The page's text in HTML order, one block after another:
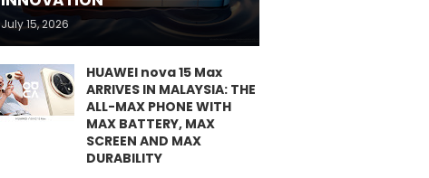
July 15, 2026
HUAWEI nova 15 Max
ARRIVES IN MALAYSIA: THE
ALL-MAX PHONE WITH
MAX BATTERY, MAX
SCREEN AND MAX
DURABILITY